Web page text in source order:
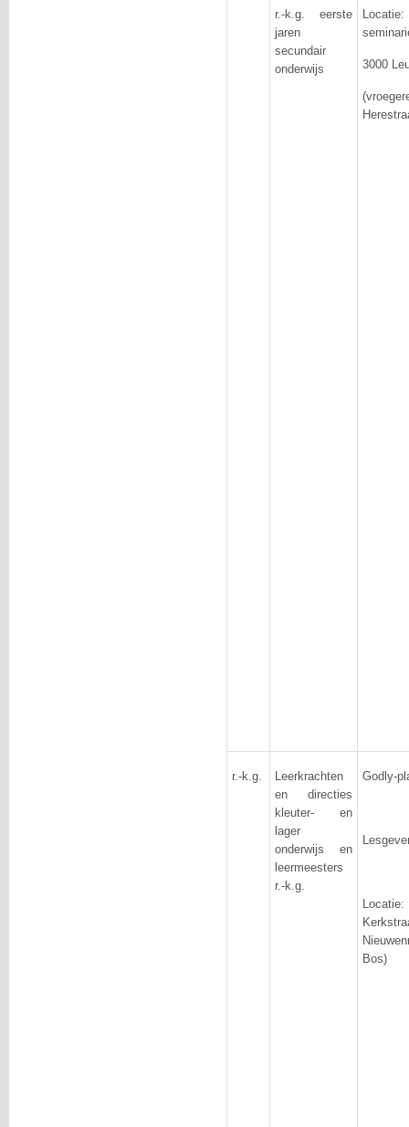
r.-k.g. eerste
jaren
secundair
onderwijs
3000
r.-k.g.
Leerkrachten
en directies
kleuter- en
lager
onderwijs en
leermeesters
r.-k.g.
Godly-
Bos)